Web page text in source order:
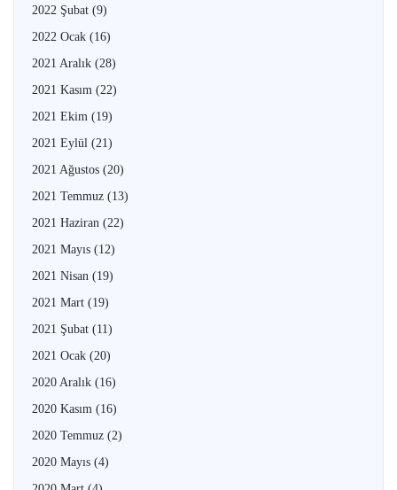
2022 Şubat (9)
2022 Ocak (16)
2021 Aralık (28)
2021 Kasım (22)
2021 Ekim (19)
2021 Eylül (21)
2021 Ağustos (20)
2021 Temmuz (13)
2021 Haziran (22)
2021 Mayıs (12)
2021 Nisan (19)
2021 Mart (19)
2021 Şubat (11)
2021 Ocak (20)
2020 Aralık (16)
2020 Kasım (16)
2020 Temmuz (2)
2020 Mayıs (4)